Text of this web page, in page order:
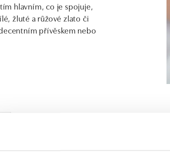
hlavním, co je spojuje,
žluté a růžové zlato či
přívěskem nebo